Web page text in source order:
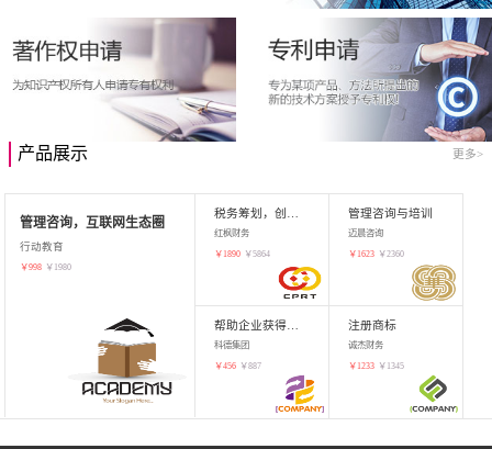
产品展示 更多>
管理咨询，互联网生态圈
行动教育
￥998 ￥ 1980
红枫财务
￥ 1890 ￥5864
管理咨询与培训
迈晨咨询
￥ 1623 ￥2360
科德集团
￥456 ￥887
注册商标
诚杰财务
￥ 1233 ￥ 1345